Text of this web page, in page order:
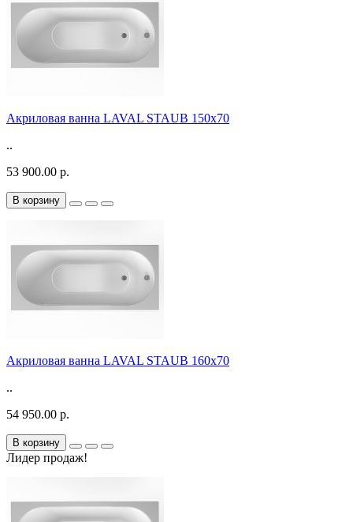
Акриловая ванна LAVAL STAUB 150х70
..
53 900.00 р.
В корзину
Акриловая ванна LAVAL STAUB 160х70
..
54 950.00 р.
В корзину
Лидер продаж!